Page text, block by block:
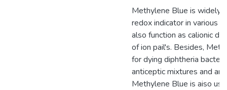
Methylene Blue is widely
redox indicator in various
also function as calionic
of ion pail's. Besides,
for dying diphtheria
anticeptic mixtures and
Methylene Blue is aiso